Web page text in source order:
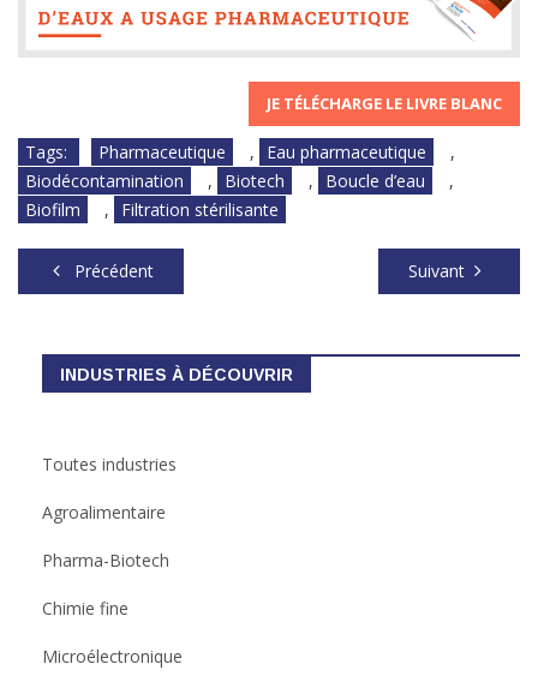
JE TÉLÉCHARGE LE LIVRE BLANC
Tags: Pharmaceutique , Eau pharmaceutique
,
Biodécontamination
, Biotech , Boucle d’eau
,
Biofilm
, Filtration stérilisante
Précédent Suivant
INDUSTRIES À DÉCOUVRIR
Toutes industries
Agroalimentaire
Pharma-Biotech
Chimie fine
Microélectronique